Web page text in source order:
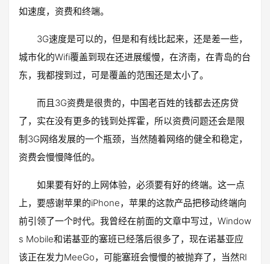
如速度，资费和终端。
3G速度是可以的，但是和有线比起来，还是差一些，
城市化的Wifi覆盖到现在还进展缓慢，在济南，在青岛的台
东，我都搜到过，可是覆盖的范围还是太小了。
而且3G资费是很贵的，中国老百姓的钱都去还房贷
了，实在没有更多的钱到处挥霍，所以资费问题还会是限
制3G网络发展的一个瓶颈，当然随着网络的健全和稳定，
资费会慢慢降低的。
如果要有好的上网体验，必须要有好的终端。这一点
上，要感谢苹果的iPhone，苹果的这款产品把移动终端向
前引领了一个时代。我曾经在前面的文章中写过，Window
s Mobile和诺基亚的塞班已经落后很多了，现在诺基亚应
该正在发力MeeGo，可能塞班会慢慢的被抛弃了，当然RI